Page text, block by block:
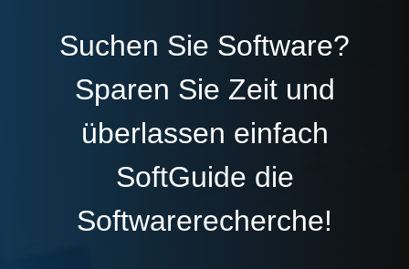
Suchen Sie Software?
Sparen Sie Zeit und
überlassen einfach
SoftGuide die
Softwarerecherche!